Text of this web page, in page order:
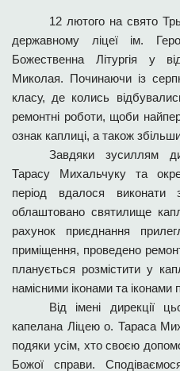
12 лютого на свято
державному ліцеї ім.
Божественна Літургія у
Миколая. Починаючи із
класу, де колись
ремонтні роботи, щоби
ознак каплиці, а також
Завдяки зусиллям
Тарасу Михальчуку та
період вдалося виконати
облаштовано святилище
рахунок приєднання
приміщення, проведено
планується розмістити у
намісними іконами та іконами
Від імені дирекції
капелана Ліцею о. Тараса
подяки усім, хто своєю
Божої справи.